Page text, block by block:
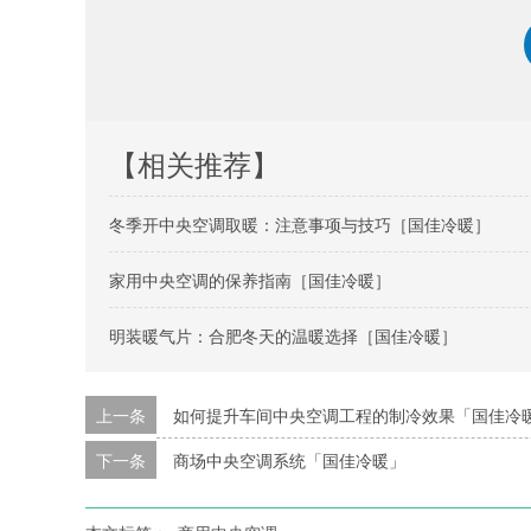
【相关推荐】
冬季开中央空调取暖：注意事项与技巧［国佳冷暖］
家用中央空调的保养指南［国佳冷暖］
明装暖气片：合肥冬天的温暖选择［国佳冷暖］
上一条
如何提升车间中央空调工程的制冷效果「国佳冷
下一条
商场中央空调系统「国佳冷暖」